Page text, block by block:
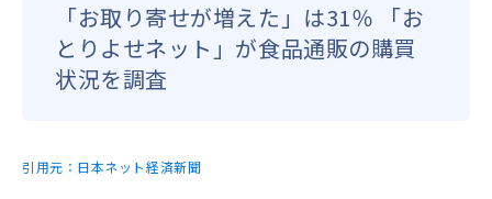
「お取り寄せが増えた」は31％ 「お
とりよせネット」が食品通販の購買
状況を調査
引用元： 日本ネット経済新聞